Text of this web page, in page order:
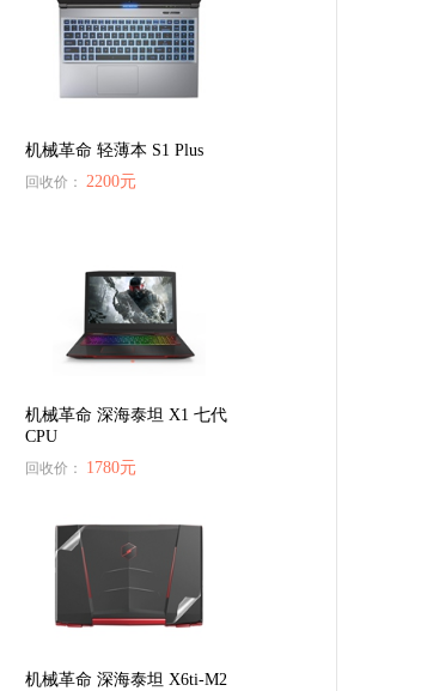
机械革命 轻薄本 S1 Plus
回收价： 2200元
机械革命 深海泰坦 X1 七代
CPU
回收价： 1780元
机械革命 深海泰坦 X6ti-M2